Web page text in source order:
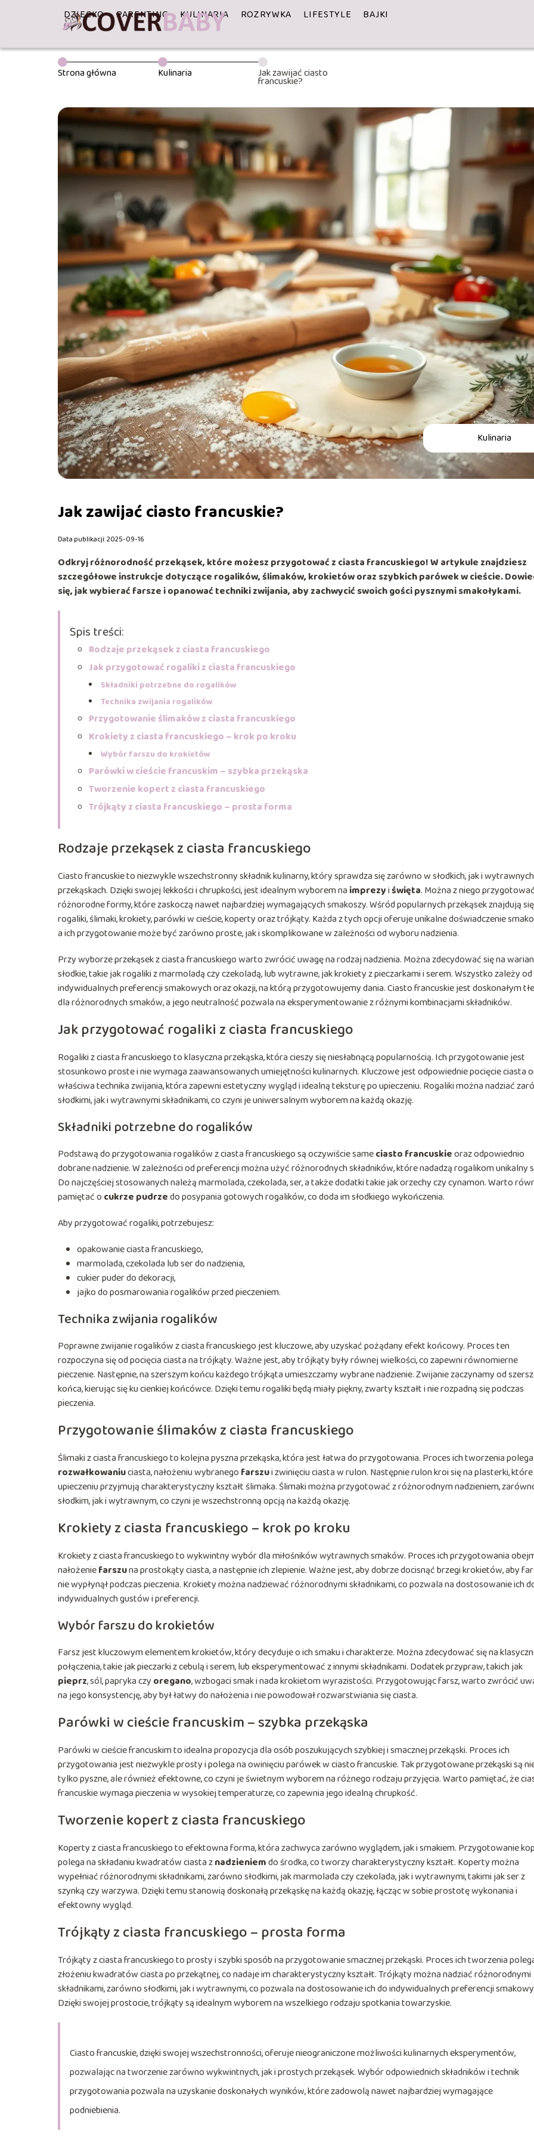
DZIECKO PARENTING KULINARIA ROZRYWKA LIFESTYLE BAJKI
Strona główna Kulinaria Jak zawijać ciasto
francuskie?
Kulinaria
Jak zawijać ciasto francuskie?
Data publikacji: 2025-09-16
Odkryj różnorodność przekąsek, które możesz przygotować z ciasta francuskiego! W artykule znajdziesz
szczegółowe instrukcje dotyczące rogalików, ślimaków, krokietów oraz szybkich parówek w cieście.
się, jak wybierać farsze i opanować techniki zwijania, aby zachwycić swoich gości pysznymi smakołykami.
Spis treści:
Rodzaje przekąsek z ciasta francuskiego
Jak przygotować rogaliki z ciasta francuskiego
Składniki potrzebne do rogalików
Technika zwijania rogalików
Przygotowanie ślimaków z ciasta francuskiego
Krokiety z ciasta francuskiego – krok po kroku
Wybór farszu do krokietów
Parówki w cieście francuskim – szybka przekąska
Tworzenie kopert z ciasta francuskiego
Trójkąty z ciasta francuskiego – prosta forma
Rodzaje przekąsek z ciasta francuskiego
Ciasto francuskie to niezwykle wszechstronny składnik kulinarny, który sprawdza się zarówno w słodkich, jak i wytrawnych
przekąskach. Dzięki swojej lekkości i chrupkości, jest idealnym wyborem na imprezyiświęta. Można z niego
różnorodne formy, które zaskoczą nawet najbardziej wymagających smakoszy. Wśród popularnych przekąsek znajdują się
rogaliki, ślimaki, krokiety, parówki w cieście, koperty oraz trójkąty. Każda z tych opcji oferuje unikalne doświadczenie
a ich przygotowanie może być zarówno proste, jak i skomplikowane w zależności od wyboru nadzienia.
Przy wyborze przekąsek z ciasta francuskiego warto zwrócić uwagę na rodzaj nadzienia. Można zdecydować się na
słodkie, takie jak rogaliki z marmoladą czy czekoladą, lub wytrawne, jak krokiety z pieczarkami i serem. Wszystko zależy od
indywidualnych preferencji smakowych oraz okazji, na którą przygotowujemy dania. Ciasto francuskie jest doskonałym
dla różnorodnych smaków, a jego neutralność pozwala na eksperymentowanie z różnymi kombinacjami składników.
Jak przygotować rogaliki z ciasta francuskiego
Rogaliki z ciasta francuskiego to klasyczna przekąska, która cieszy się niesłabnącą popularnością. Ich przygotowanie jest
stosunkowo proste i nie wymaga zaawansowanych umiejętności kulinarnych. Kluczowe jest odpowiednie pocięcie ciasta
właściwa technika zwijania, która zapewni estetyczny wygląd i idealną teksturę po upieczeniu. Rogaliki można nadziać
słodkimi, jak i wytrawnymi składnikami, co czyni je uniwersalnym wyborem na każdą okazję.
Składniki potrzebne do rogalików
Podstawą do przygotowania rogalików z ciasta francuskiego są oczywiście sameciasto francuskieoraz odpowiednio
dobrane nadzienie. W zależności od preferencji można użyć różnorodnych składników, które nadadzą rogalikom unikalny
Do najczęściej stosowanych należą marmolada, czekolada, ser, a także dodatki takie jak orzechy czy cynamon. Warto
pamiętać o cukrze pudrzedo posypania gotowych rogalików, co doda im słodkiego wykończenia.
Aby przygotować rogaliki, potrzebujesz:
opakowanie ciasta francuskiego,
marmolada, czekolada lub ser do nadzienia,
cukier puder do dekoracji,
jajko do posmarowania rogalików przed pieczeniem.
Technika zwijania rogalików
Poprawne zwijanie rogalików z ciasta francuskiego jest kluczowe, aby uzyskać pożądany efekt końcowy. Proces ten
rozpoczyna się od pocięcia ciasta na trójkąty. Ważne jest, aby trójkąty były równej wielkości, co zapewni równomierne
pieczenie. Następnie, na szerszym końcu każdego trójkąta umieszczamy wybrane nadzienie. Zwijanie zaczynamy od
końca, kierując się ku cienkiej końcówce. Dzięki temu rogaliki będą miały piękny, zwarty kształt i nie rozpadną się podczas
pieczenia.
Przygotowanie ślimaków z ciasta francuskiego
Ślimaki z ciasta francuskiego to kolejna pyszna przekąska, która jest łatwa do przygotowania. Proces ich tworzenia
rozwałkowaniuciasta, nałożeniu wybranego farszui zwinięciu ciasta w rulon. Następnie rulon kroi się na plasterki,
upieczeniu przyjmują charakterystyczny kształt ślimaka. Ślimaki można przygotować z różnorodnym nadzieniem,
słodkim, jak i wytrawnym, co czyni je wszechstronną opcją na każdą okazję.
Krokiety z ciasta francuskiego – krok po kroku
Krokiety z ciasta francuskiego to wykwintny wybór dla miłośników wytrawnych smaków. Proces ich przygotowania
nałożeniefarszuna prostokąty ciasta, a następnie ich zlepienie. Ważne jest, aby dobrze docisnąć brzegi krokietów, aby
nie wypłynął podczas pieczenia. Krokiety można nadziewać różnorodnymi składnikami, co pozwala na dostosowanie ich
indywidualnych gustów i preferencji.
Wybór farszu do krokietów
Farsz jest kluczowym elementem krokietów, który decyduje o ich smaku i charakterze. Można zdecydować się na
połączenia, takie jak pieczarki z cebulą i serem, lub eksperymentować z innymi składnikami. Dodatek przypraw, takich jak
pieprz, sól, papryka czy oregano, wzbogaci smak i nada krokietom wyrazistości. Przygotowując farsz, warto zwrócić
na jego konsystencję, aby był łatwy do nałożenia i nie powodował rozwarstwiania się ciasta.
Parówki w cieście francuskim – szybka przekąska
Parówki w cieście francuskim to idealna propozycja dla osób poszukujących szybkiej i smacznej przekąski. Proces ich
przygotowania jest niezwykle prosty i polega na owinięciu parówek w ciasto francuskie. Tak przygotowane przekąski są
tylko pyszne, ale również efektowne, co czyni je świetnym wyborem na różnego rodzaju przyjęcia. Warto pamiętać, że
francuskie wymaga pieczenia w wysokiej temperaturze, co zapewnia jego idealną chrupkość.
Tworzenie kopert z ciasta francuskiego
Koperty z ciasta francuskiego to efektowna forma, która zachwyca zarówno wyglądem, jak i smakiem. Przygotowanie
polega na składaniu kwadratów ciasta znadzieniemdo środka, co tworzy charakterystyczny kształt. Koperty można
wypełniać różnorodnymi składnikami, zarówno słodkimi, jak marmolada czy czekolada, jak i wytrawnymi, takimi jak ser z
szynką czy warzywa. Dzięki temu stanowią doskonałą przekąskę na każdą okazję, łącząc w sobie prostotę wykonania i
efektowny wygląd.
Trójkąty z ciasta francuskiego – prosta forma
Trójkąty z ciasta francuskiego to prosty i szybki sposób na przygotowanie smacznej przekąski. Proces ich tworzenia
złożeniu kwadratów ciasta po przekątnej, co nadaje im charakterystyczny kształt. Trójkąty można nadziać różnorodnymi
składnikami, zarówno słodkimi, jak i wytrawnymi, co pozwala na dostosowanie ich do indywidualnych preferencji
Dzięki swojej prostocie, trójkąty są idealnym wyborem na wszelkiego rodzaju spotkania towarzyskie.
Ciasto francuskie, dzięki swojej wszechstronności, oferuje nieograniczone możliwości kulinarnych eksperymentów,
pozwalając na tworzenie zarówno wykwintnych, jak i prostych przekąsek. Wybór odpowiednich składników i technik
przygotowania pozwala na uzyskanie doskonałych wyników, które zadowolą nawet najbardziej wymagające
podniebienia.